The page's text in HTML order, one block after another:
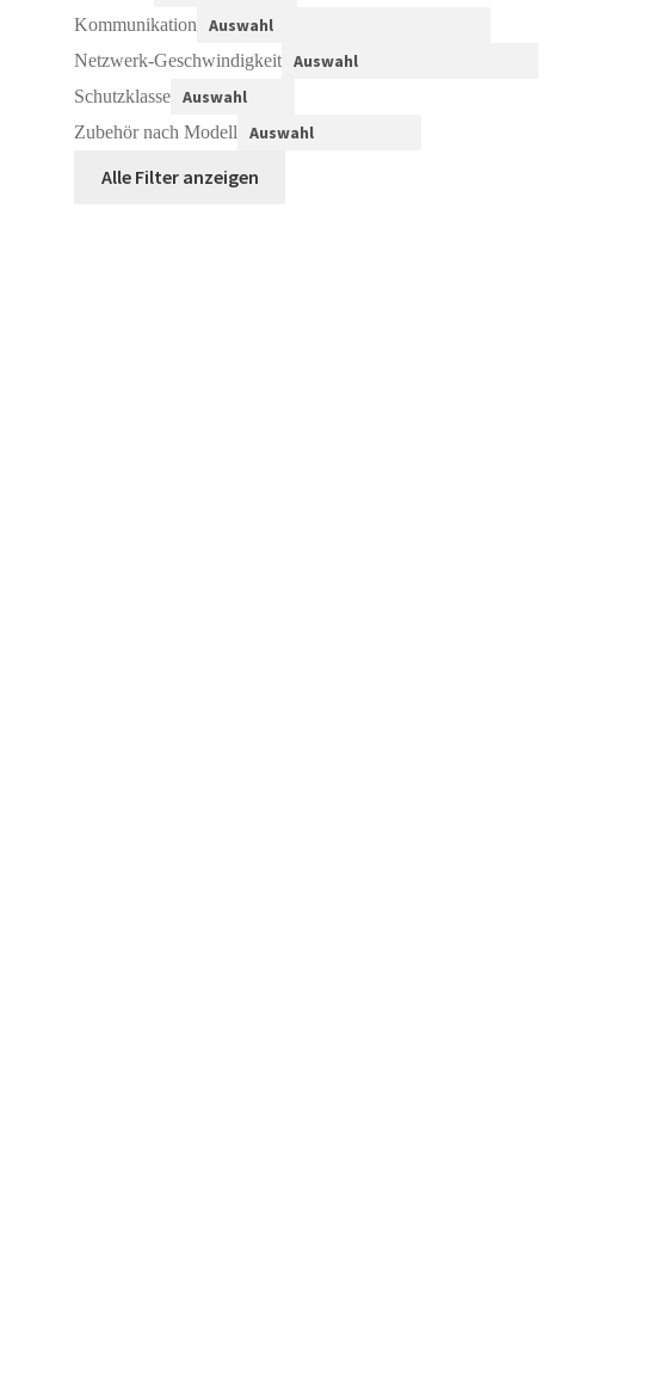
Kommunikation
Netzwerk-Geschwindigkeit
Schutzklasse
Zubehör nach Modell
Alle Filter anzeigen